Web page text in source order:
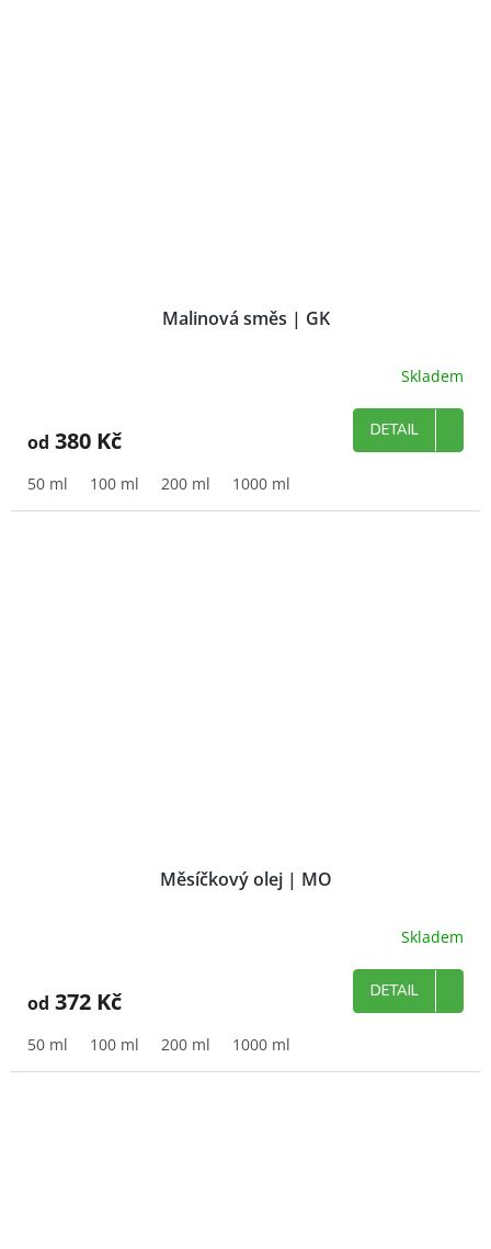
Malinová směs | GK
Skladem
od 380 Kč DETAIL
50 ml 100 ml 200 ml 1000 ml
Měsíčkový olej | MO
Skladem
od 372 Kč DETAIL
50 ml 100 ml 200 ml 1000 ml